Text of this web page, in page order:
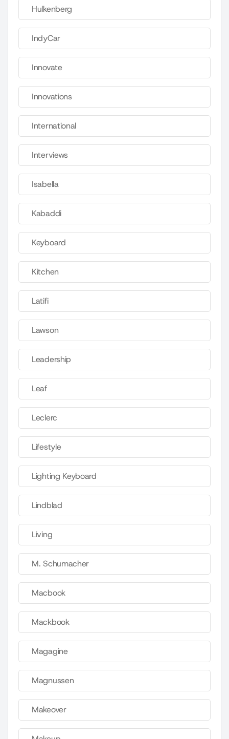
Hulkenberg
IndyCar
Innovate
Innovations
International
Interviews
Isabella
Kabaddi
Keyboard
Kitchen
Latifi
Lawson
Leadership
Leaf
Leclerc
Lifestyle
Lighting Keyboard
Lindblad
Living
M. Schumacher
Macbook
Mackbook
Magagine
Magnussen
Makeover